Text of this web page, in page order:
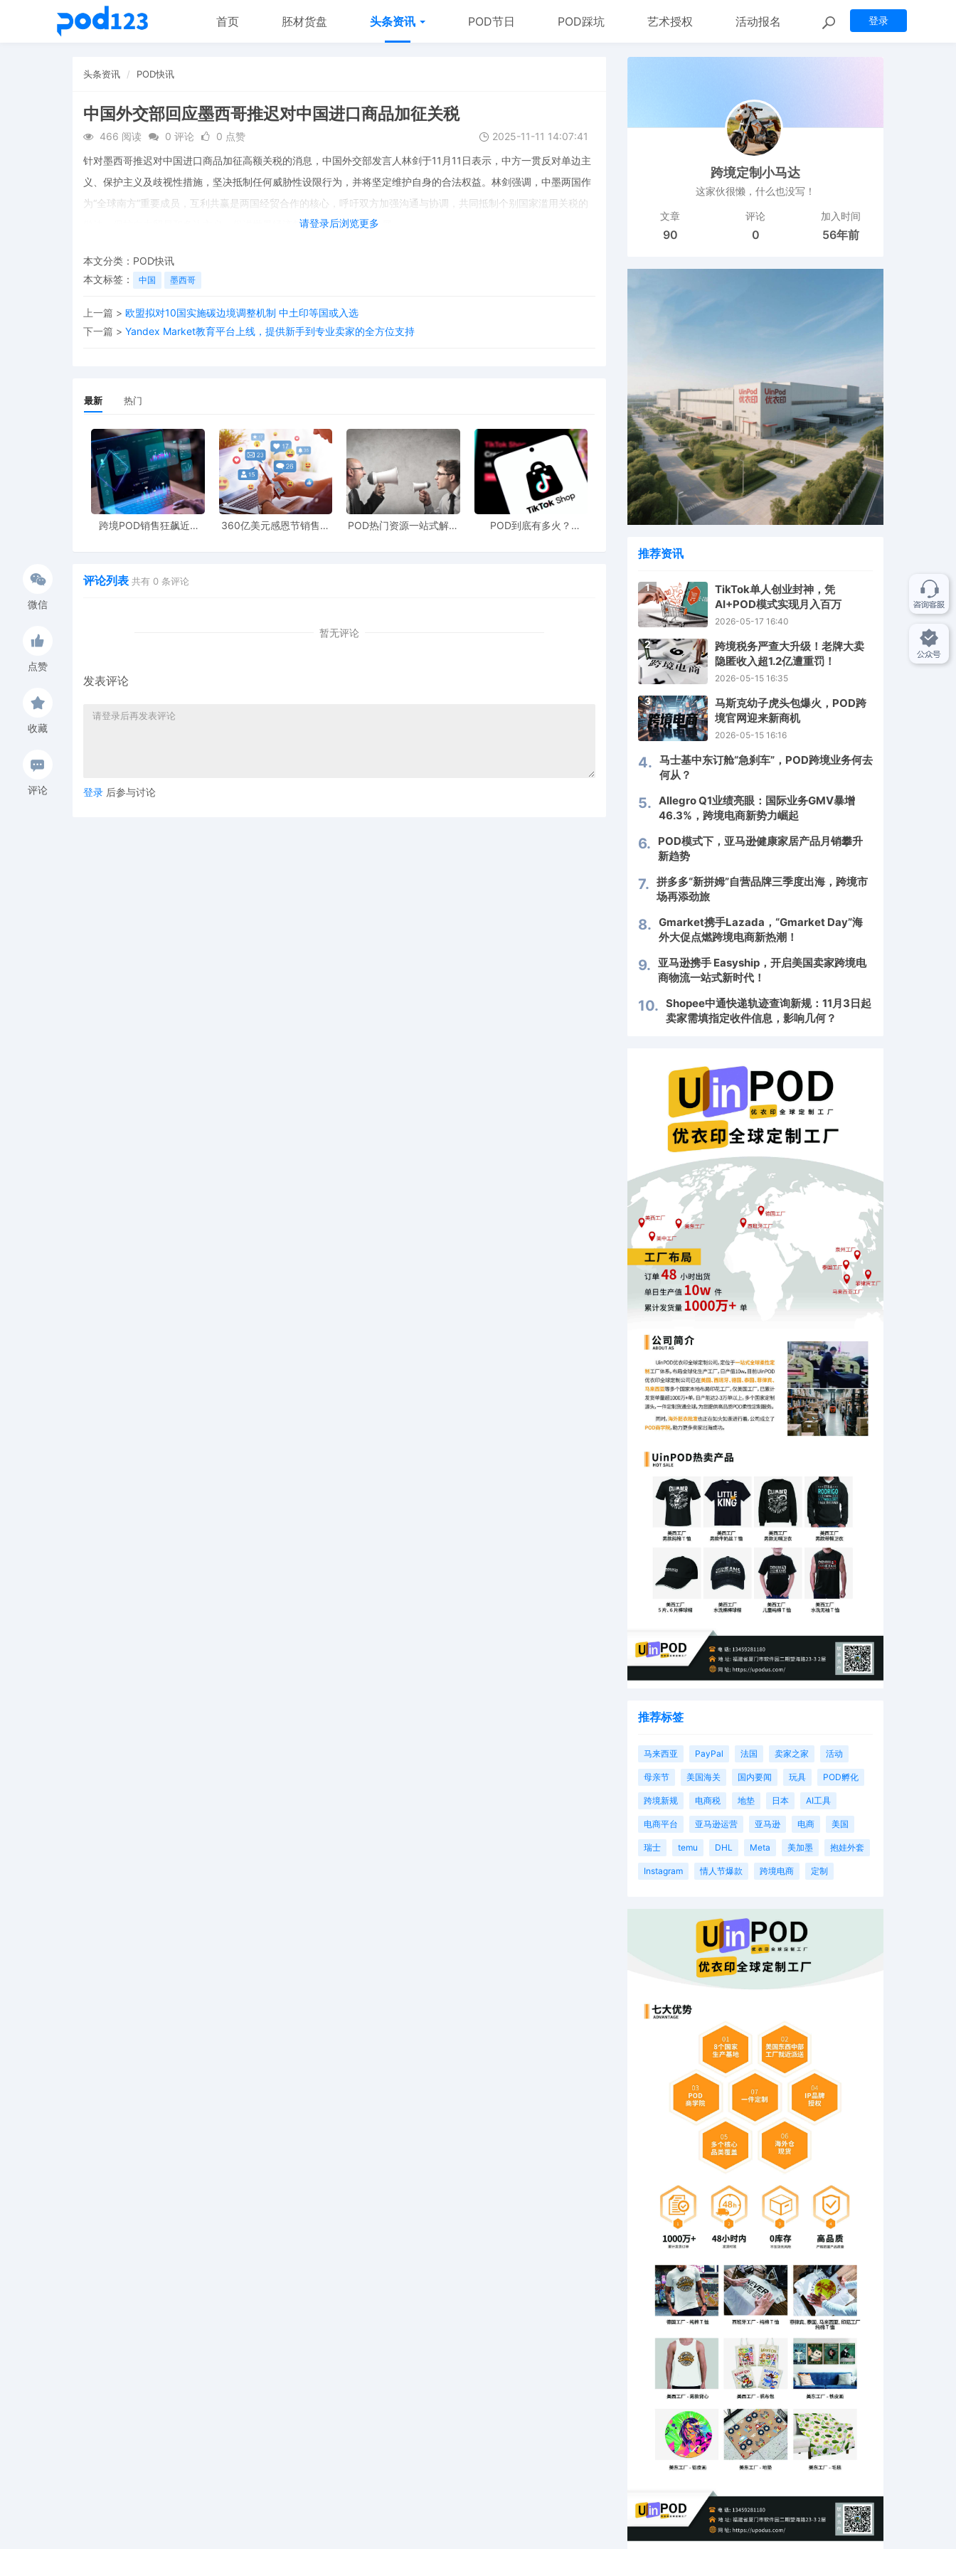
登录
首页 胚材货盘 头条资讯 POD节日 POD踩坑 艺术授权 活动报名
头条资讯 POD快讯
中国外交部回应墨西哥推迟对中国进口商品加征关税
466 阅读 0 评论 0 点赞 2025-11-11 14:07:41
请登录后浏览更多
针对墨西哥推迟对中国进口商品加征高额关税的消息，中国外交部发言人林剑于11月11日表示，中方一贯反对单边主
义、保护主义及歧视性措施，坚决抵制任何威胁性设限行为，并将坚定维护自身的合法权益。林剑强调，中墨两国作
为“全球南方”重要成员，互利共赢是两国经贸合作的核心，呼吁双方加强沟通与协调，共同抵制个别国家滥用关税的
做法，保护自由贸易和多边主义，促进世界经济复苏与全球贸易的发展。
微信
点赞
收藏
评论
本文分类： POD快讯
本文标签：
中国 墨西哥
上一篇 > 欧盟拟对10国实施碳边境调整机制 中土印等国或入选
下一篇 > Yandex Market教育平台上线，提供新手到专业卖家的全方位支持
最新 热门
跨境POD销售狂飙近5
360亿美元感恩节销售额
POD热门资源一站式解决
POD到底有多火？
评论列表 共有 0 条评论
暂无评论
发表评论
登录 后参与讨论
跨境定制小马达
这家伙很懒，什么也没写！
文章
90
评论
0
加入时间
56年前
推荐资讯
1
TikTok单人创业封神，凭
AI+POD模式实现月入百万
2026-05-17 16:40
2
跨境税务严查大升级！老牌大卖
隐匿收入超1.2亿遭重罚！
2026-05-15 16:35
3
马斯克幼子虎头包爆火，POD跨
境官网迎来新商机
2026-05-15 16:16
4. 马士基中东订舱“急刹车”，POD跨境业务何去
何从？
5. Allegro Q1业绩亮眼：国际业务GMV暴增
46.3%，跨境电商新势力崛起
6.
POD模式下，亚马逊健康家居产品月销攀升
新趋势
7. 拼多多“新拼姆”自营品牌三季度出海，跨境市
场再添劲旅
8. Gmarket携手Lazada，“Gmarket Day”海
外大促点燃跨境电商新热潮！
9. 亚马逊携手 Easyship，开启美国卖家跨境电
商物流一站式新时代！
10. Shopee中通快递轨迹查询新规：11月3日起
卖家需填指定收件信息，影响几何？
推荐标签
马来西亚 PayPal 法国 卖家之家 活动
母亲节 美国海关 国内要闻 玩具 POD孵化
跨境新规 电商税 地垫 日本 AI工具
电商平台 亚马逊运营 亚马逊 电商 美国
瑞士 temu DHL Meta 美加墨 抱娃外套
Instagram 情人节爆款 跨境电商 定制